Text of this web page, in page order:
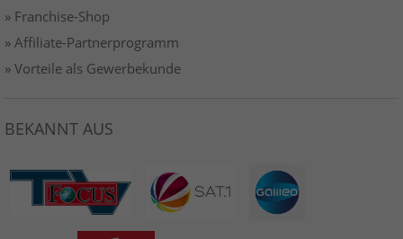
» Franchise-Shop
» Affiliate-Partnerprogramm
» Vorteile als Gewerbekunde
BEKANNT AUS